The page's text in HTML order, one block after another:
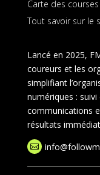
Carte des courses
Tout savoir sur le
Lancé en 2025,
coureurs et les
simplifiant
numériques :
communications
résultats
